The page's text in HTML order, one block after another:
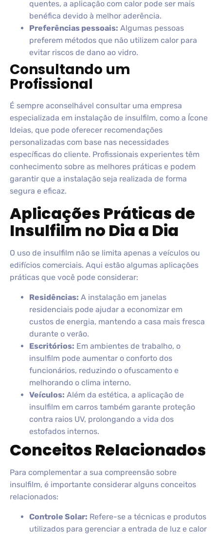
quentes, a aplicação com calor pode ser mais
benéfica devido à melhor aderência.
Preferências pessoais: Algumas pessoas
preferem métodos que não utilizem calor para
evitar riscos de dano ao vidro.
Consultando um
Profissional
É sempre aconselhável consultar uma empresa
especializada em instalação de insulfilm, como a Ícone
Ideias, que pode oferecer recomendações
personalizadas com base nas necessidades
específicas do cliente. Profissionais experientes têm
conhecimento sobre as melhores práticas e podem
garantir que a instalação seja realizada de forma
segura e eficaz.
Aplicações Práticas de
Insulfilm no Dia a Dia
O uso de insulfilm não se limita apenas a veículos ou
edifícios comerciais. Aqui estão algumas aplicações
práticas que você pode considerar:
Residências: A instalação em janelas
residenciais pode ajudar a economizar em
custos de energia, mantendo a casa mais fresca
durante o verão.
Escritórios: Em ambientes de trabalho, o
insulfilm pode aumentar o conforto dos
funcionários, reduzindo o ofuscamento e
melhorando o clima interno.
Veículos: Além da estética, a aplicação de
insulfilm em carros também garante proteção
contra raios UV, prolongando a vida dos
estofados internos.
Conceitos Relacionados
Para complementar a sua compreensão sobre
insulfilm, é importante considerar alguns conceitos
relacionados:
Controle Solar: Refere-se a técnicas e produtos
utilizados para gerenciar a entrada de luz e calor